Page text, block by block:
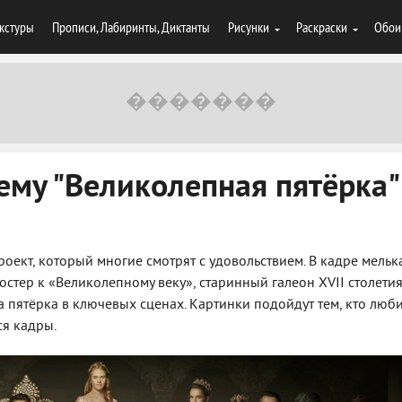
Прописи, Лабиринты, Диктанты Рисунки Раскраски Обои
"Великолепная пятёрка"
который многие смотрят с удовольствием. В кадре
к «Великолепному веку», старинный галеон XVII
в ключевых сценах. Картинки подойдут тем, кто
кадры.